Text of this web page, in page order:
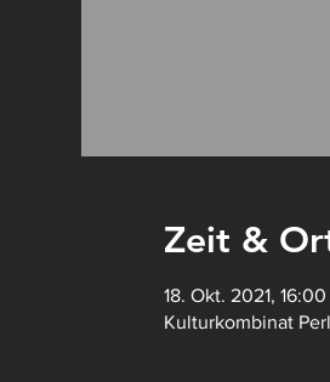
Zeit &
18. Okt. 2021,
Kulturkombinat